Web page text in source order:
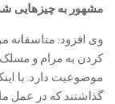
مشهور به چیز‌هایی
وی افزود: متاسفانه
کردن به مرام و
موضوعیت دارد. با
گذاشتند که در عمل